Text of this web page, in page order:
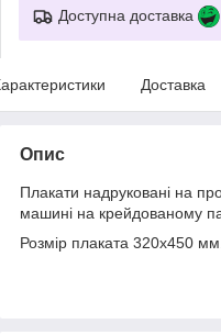
Доступна доставка
Доставка
Опис
Плакати надруковані на
машині на крейдованому
Розмір плаката 320х450 мм.